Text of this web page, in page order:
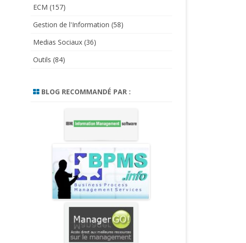
ECM (157)
Gestion de l'Information (58)
Medias Sociaux(36)
Outils (84)
BLOG RECOMMANDÉ PAR :